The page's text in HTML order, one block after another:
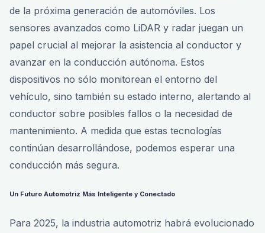
de la próxima generación de automóviles. Los
sensores avanzados como LiDAR y radar juegan un
papel crucial al mejorar la asistencia al conductor y
avanzar en la conducción autónoma. Estos
dispositivos no sólo monitorean el entorno del
vehículo, sino también su estado interno, alertando al
conductor sobre posibles fallos o la necesidad de
mantenimiento. A medida que estas tecnologías
continúan desarrollándose, podemos esperar una
conducción más segura.
Un Futuro Automotriz Más Inteligente y Conectado
Para 2025, la industria automotriz habrá evolucionado